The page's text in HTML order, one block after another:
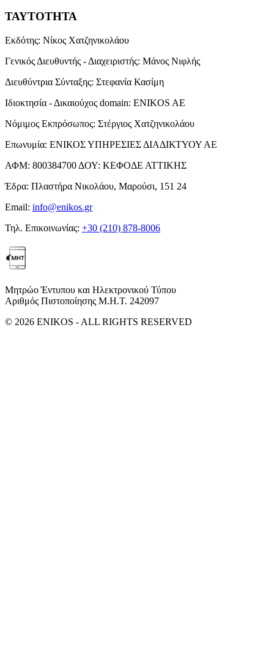
ΤΑΥΤΟΤΗΤΑ
Εκδότης: Νίκος Χατζηνικολάου
Γενικός Διευθυντής - Διαχειριστής: Μάνος Νιφλής
Διευθύντρια Σύνταξης: Στεφανία Κασίμη
Ιδιοκτησία - Δικαιούχος domain: ENIKOS AE
Νόμιμος Εκπρόσωπος: Στέργιος Χατζηνικολάου
Επωνυμία: ΕΝΙΚΟΣ ΥΠΗΡΕΣΙΕΣ ΔΙΑΔΙΚΤΥΟΥ ΑΕ
ΑΦΜ: 800384700 ΔΟΥ: ΚΕΦΟΔΕ ΑΤΤΙΚΗΣ
Έδρα: Πλαστήρα Νικολάου, Μαρούσι, 151 24
Email: info@enikos.gr
Τηλ. Επικοινωνίας: +30 (210) 878-8006
Μητρώο Έντυπου και Ηλεκτρονικού Τύπου
Αριθμός Πιστοποίησης Μ.Η.Τ. 242097
© 2026 ENIKOS - ALL RIGHTS RESERVED